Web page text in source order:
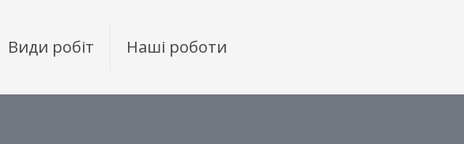
Види робіт Наші роботи